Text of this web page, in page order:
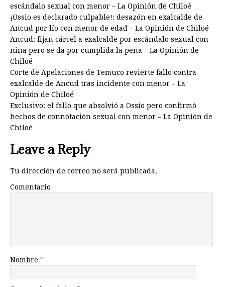
escándalo sexual con menor – La Opinión de Chiloé
¡Ossio es declarado culpable!: desazón en exalcalde de
Ancud por lío con menor de edad – La Opinión de Chiloé
Ancud: fijan cárcel a exalcalde por escándalo sexual con
niña pero se da por cumplida la pena – La Opinión de
Chiloé
Corte de Apelaciones de Temuco revierte fallo contra
exalcalde de Ancud tras incidente con menor – La
Opinión de Chiloé
Exclusivo: el fallo que absolvió a Ossio pero confirmó
hechos de connotación sexual con menor – La Opinión de
Chiloé
Leave a Reply
Tu dirección de correo no será publicada.
Comentario
Nombre *